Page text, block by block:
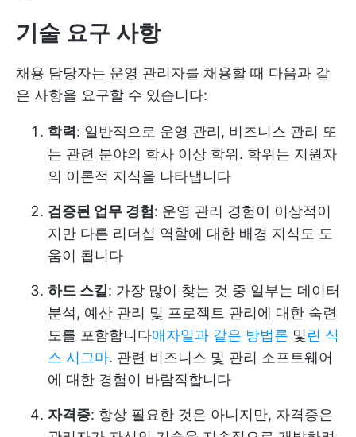
기술 요구 사항
채용 담당자는 운영 관리자를 채용할 때 다음과 같
은 사항을 요구할 수 있습니다:
학력 : 일반적으로 운영 관리, 비즈니스 관리 또
는 관련 분야의 학사 이상 학위. 학위는 지원자
의 이론적 지식을 나타냅니다
검증된 업무 경험: 운영 관리 경험이 이상적이
지만 다른 리더십 역할에 대한 배경 지식도 도
움이 됩니다
하드 스킬: 가장 많이 찾는 것 중 일부는 데이터
분석, 예산 관리 및 프로젝트 관리에 대한 숙련
도를 포함합니다애자일과 같은 방법론 및린 식
스 시그마. 관련 비즈니스 및 관리 소프트웨어
에 대한 경험이 바람직합니다
자격증: 항상 필요한 것은 아니지만, 자격증은